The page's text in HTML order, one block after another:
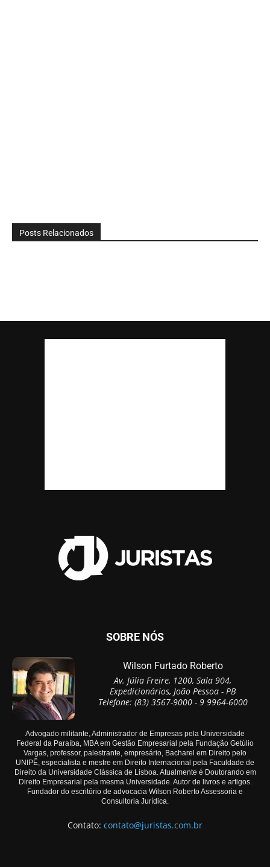
Posts Relacionados
SOBRE NÓS
Wilson Furtado Roberto
Av. Júlia Freire, 1200, Sala 904,
Expedicionários, João Pessoa - PB
Telefone: (83) 3567-9000 - 9 9964-6000
Advogado militante, Administrador de Empresas pela Universidade
Federal da Paraíba, MBA em Gestão Empresarial pela Fundação Getúlio
Vargas, professor, palestrante, empresário, Bacharel em Direito pelo
UNIPÊ, especialista e mestre em Direito Internacional pela Faculdade de
Direito da Universidade Clássica de Lisboa. Atualmente é Doutorando em
Direito Empresarial pela mesma Universidade. Autor de livros e artigos.
Fundador do escritório de advocacia Wilson Roberto Assessoria e
Consultoria Jurídica.
Contato: contato@juristas.com.br